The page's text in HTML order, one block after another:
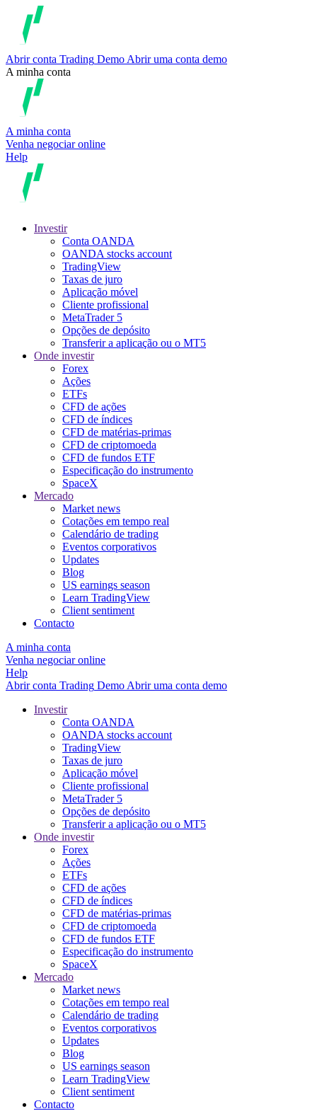
Abrir conta Trading Demo Abrir uma conta demo
A minha conta
A minha conta
Venha negociar online
Help
Investir
Conta OANDA
OANDA stocks account
TradingView
Taxas de juro
Aplicação móvel
Cliente profissional
MetaTrader 5
Opções de depósito
Transferir a aplicação ou o MT5
Onde investir
Forex
Ações
ETFs
CFD de ações
CFD de índices
CFD de matérias-primas
CFD de criptomoeda
CFD de fundos ETF
Especificação do instrumento
SpaceX
Mercado
Market news
Cotações em tempo real
Calendário de trading
Eventos corporativos
Updates
Blog
US earnings season
Learn TradingView
Client sentiment
Contacto
A minha conta
Venha negociar online
Help
Abrir conta Trading Demo Abrir uma conta demo
Investir
Conta OANDA
OANDA stocks account
TradingView
Taxas de juro
Aplicação móvel
Cliente profissional
MetaTrader 5
Opções de depósito
Transferir a aplicação ou o MT5
Onde investir
Forex
Ações
ETFs
CFD de ações
CFD de índices
CFD de matérias-primas
CFD de criptomoeda
CFD de fundos ETF
Especificação do instrumento
SpaceX
Mercado
Market news
Cotações em tempo real
Calendário de trading
Eventos corporativos
Updates
Blog
US earnings season
Learn TradingView
Client sentiment
Contacto